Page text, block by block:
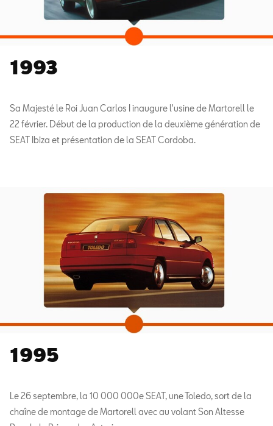
1993
Sa Majesté le Roi Juan Carlos I inaugure l'usine de Martorell le
22 février. Début de la production de la deuxième génération de
SEAT Ibiza et présentation de la SEAT Cordoba.
1995
Le 26 septembre, la 10 000 000e SEAT, une Toledo, sort de la
chaîne de montage de Martorell avec au volant Son Altesse